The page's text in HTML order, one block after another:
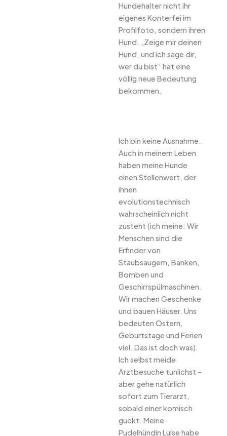
Hundehalter nicht ihr
eigenes Konterfei im
Profilfoto, sondern ihren
Hund. „Zeige mir deinen
Hund, und ich sage dir,
wer du bist“ hat eine
völlig neue Bedeutung
bekommen.
Ich bin keine Ausnahme.
Auch in meinem Leben
haben meine Hunde
einen Stellenwert, der
ihnen
evolutionstechnisch
wahrscheinlich nicht
zusteht (ich meine: Wir
Menschen sind die
Erfinder von
Staubsaugern, Banken,
Bomben und
Geschirrspülmaschinen.
Wir machen Geschenke
und bauen Häuser. Uns
bedeuten Ostern,
Geburtstage und Ferien
viel. Das ist doch was).
Ich selbst meide
Arztbesuche tunlichst –
aber gehe natürlich
sofort zum Tierarzt,
sobald einer komisch
guckt. Meine
Pudelhündin Luise habe